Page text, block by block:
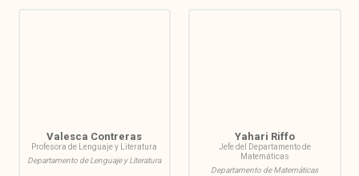
Valesca Contreras
Profesora de Lenguaje y Literatura
Departamento de Lenguaje y Literatura
Yahari Riffo
Jefe del Departamento de
Matemáticas
Departamento de Matemáticas